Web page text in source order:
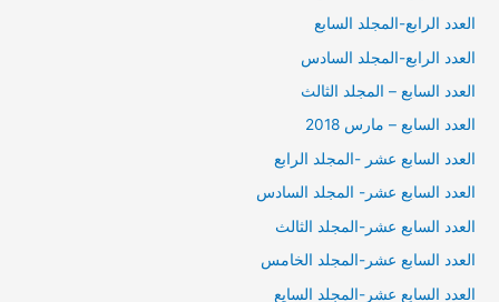
العدد الرابع-المجلد السابع
العدد الرابع-المجلد السادس
العدد السابع – المجلد الثالث
العدد السابع – مارس 2018
العدد السابع عشر -المجلد الرابع
العدد السابع عشر- المجلد السادس
العدد السابع عشر-المجلد الثالث
العدد السابع عشر-المجلد الخامس
العدد السابع عشر-المجلد السايع